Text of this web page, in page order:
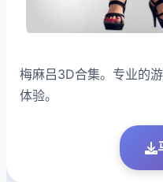
梅麻吕3D合集。专业的
体验。